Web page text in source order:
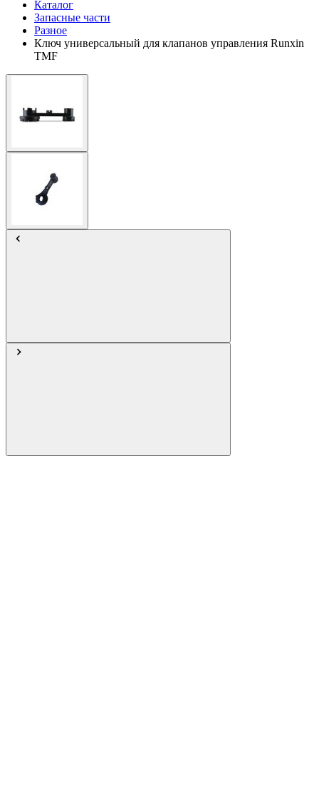
Каталог
Запасные части
Разное
Ключ универсальный для клапанов управления Runxin
TMF